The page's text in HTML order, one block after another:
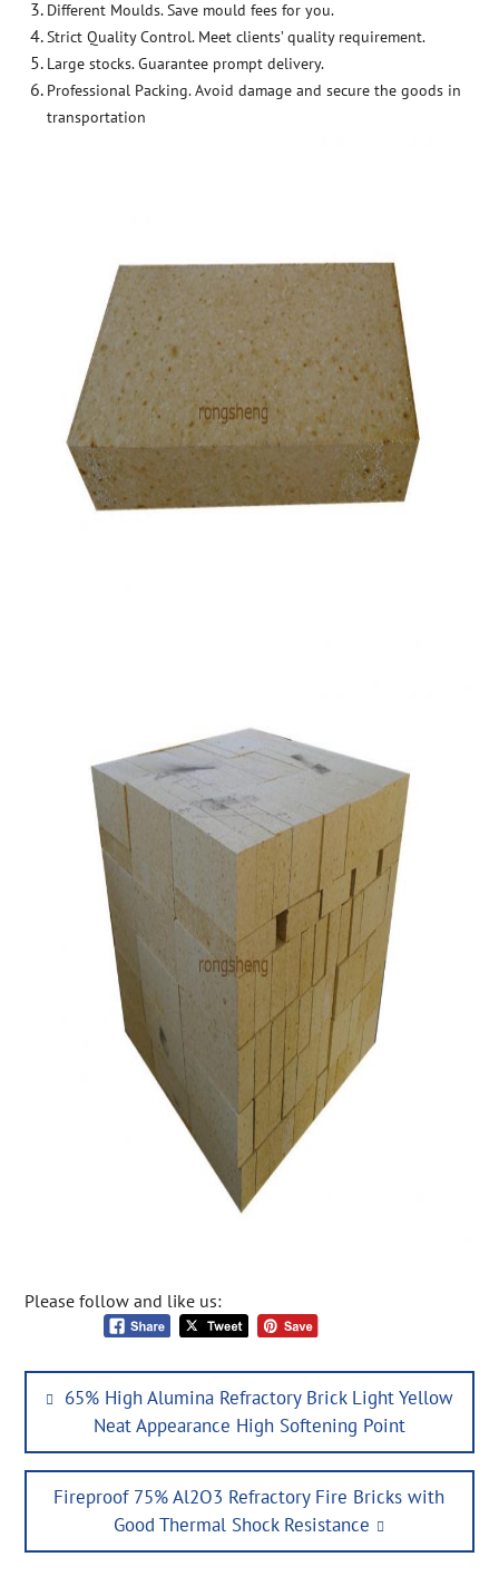
Different Moulds. Save mould fees for you.
Strict Quality Control. Meet clients’ quality requirement.
Large stocks. Guarantee prompt delivery.
Professional Packing. Avoid damage and secure the goods in
transportation
Please follow and like us:
Post
navigation
Previous
post:
65% High Alumina Refractory Brick Light Yellow
Neat Appearance High Softening Point
Next
Fireproof 75% Al2O3 Refractory Fire Bricks with
Good Thermal Shock Resistance